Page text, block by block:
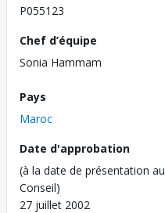
P055123
Chef d’équipe
Sonia Hammam
Pays
Maroc
Date d'approbation
(à la date de présentation au
Conseil)
27 juillet 2002